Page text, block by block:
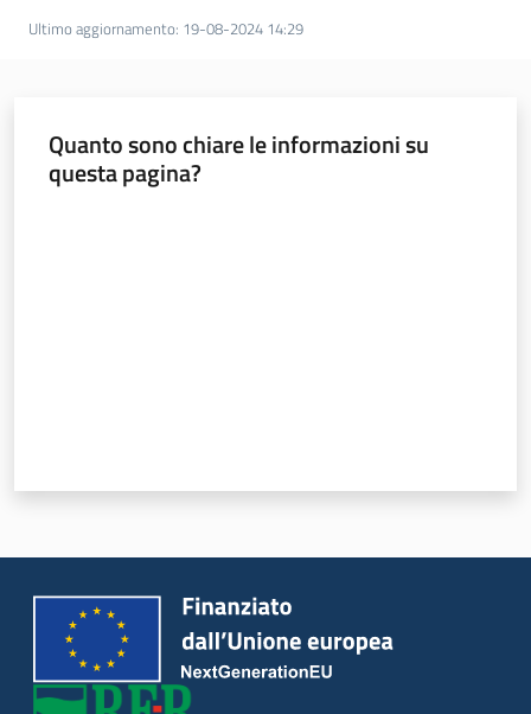
Ultimo aggiornamento: 19-08-2024 14:29
Quanto sono chiare le informazioni su
questa pagina?